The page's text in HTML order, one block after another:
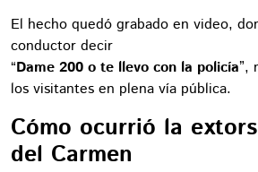
El hecho quedó grabado en video,
conductor decir
“Dame 200 o te llevo con la policía”,
los visitantes en plena vía pública.
Cómo ocurrió la
del Carmen